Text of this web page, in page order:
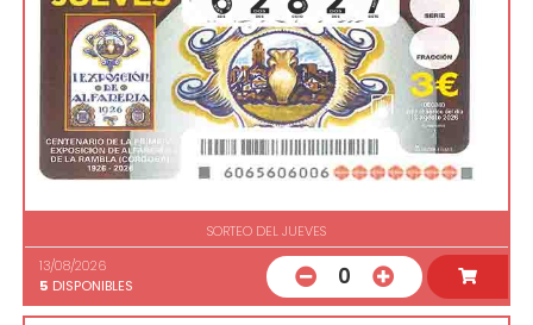
SORTEO DEL JUEVES
13/08/2026
5 DISPONIBLES 0